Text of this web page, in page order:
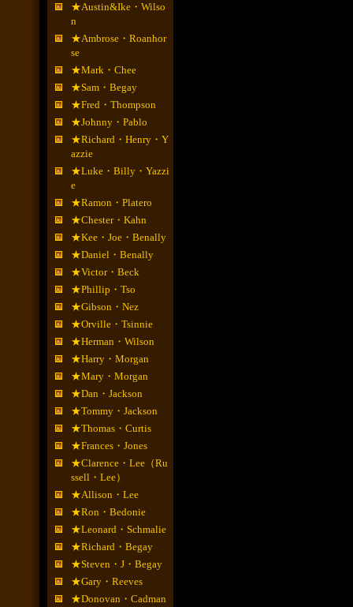
★Austin&Ike・Wilso
n
★Ambrose・Roanhor
se
★Mark・Chee
★Sam・Begay
★Fred・Thompson
★Johnny・Pablo
★Richard・Henry・Y
azzie
★Luke・Billy・Yazzi
e
★Ramon・Platero
★Chester・Kahn
★Kee・Joe・Benally
★Daniel・Benally
★Victor・Beck
★Phillip・Tso
★Gibson・Nez
★Orville・Tsinnie
★Herman・Wilson
★Harry・Morgan
★Mary・Morgan
★Dan・Jackson
★Tommy・Jackson
★Thomas・Curtis
★Frances・Jones
★Clarence・Lee（Ru
ssell・Lee）
★Allison・Lee
★Ron・Bedonie
★Leonard・Schmalie
★Richard・Begay
★Steven・J・Begay
★Gary・Reeves
★Donovan・Cadman